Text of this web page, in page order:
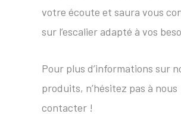
votre écoute et saura vous
sur l’escalier adapté à vos
Pour plus d’informations sur
produits, n’hésitez pas à nous
contacter !